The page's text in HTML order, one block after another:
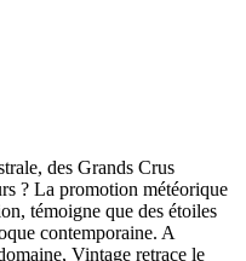
des Grands Crus
? La promotion météorique
témoigne que des étoiles
contemporaine. A
Vintage retrace le